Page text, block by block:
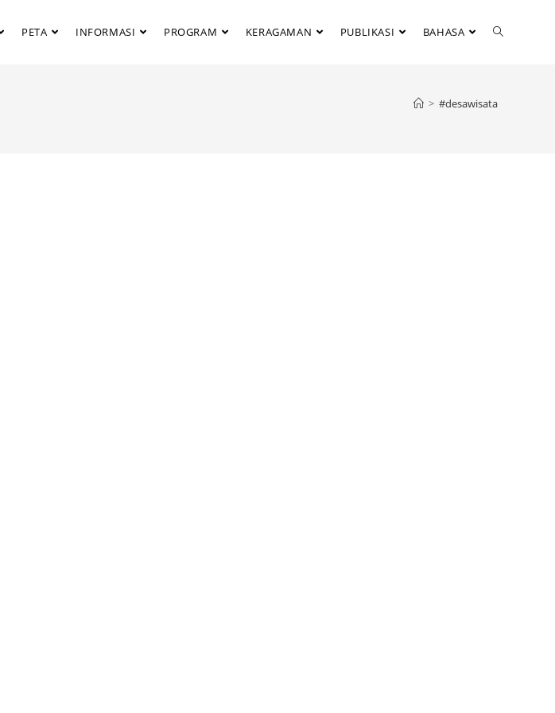
PETA INFORMASI PROGRAM KERAGAMAN PUBLIKASI BAHASA
> #desawisata